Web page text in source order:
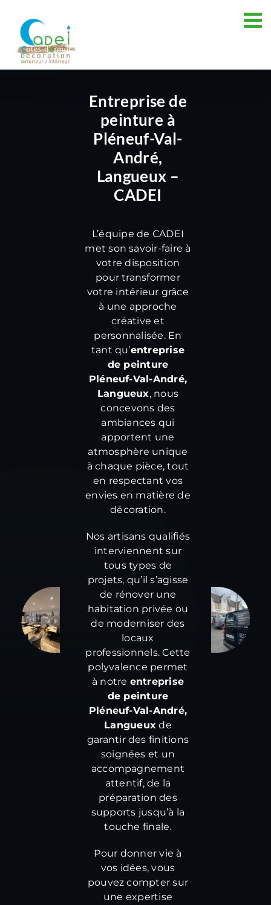
contenu
Entreprise de
peinture à
Pléneuf-Val-
André,
Langueux –
CADEI
L’équipe de CADEI
met son savoir-faire à
votre disposition
pour transformer
votre intérieur grâce
à une approche
créative et
personnalisée. En
tant qu’entreprise
de peinture
Pléneuf-Val-André,
Langueux, nous
concevons des
ambiances qui
apportent une
atmosphère unique
à chaque pièce, tout
en respectant vos
envies en matière de
décoration.
Nos artisans qualifiés
interviennent sur
tous types de
projets, qu’il s’agisse
de rénover une
habitation privée ou
de moderniser des
locaux
professionnels. Cette
polyvalence permet
à notre entreprise
de peinture
Pléneuf-Val-André,
Langueux de
garantir des finitions
soignées et un
accompagnement
attentif, de la
préparation des
supports jusqu’à la
touche finale.
Pour donner vie à
vos idées, vous
pouvez compter sur
une expertise